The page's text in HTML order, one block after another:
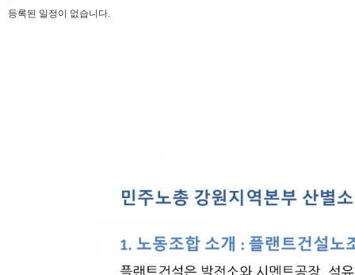
등록된 일정이 없습니다.